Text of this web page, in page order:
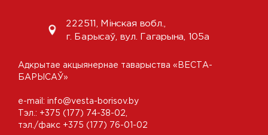
222511, Мінская вобл.,
г. Барысаў, вул. Гагарына, 105а
Адкрытае акцыянернае таварыства «ВЕСТА-
БАРЫСАЎ»
e-mail:
info@vesta-borisov.by
Тэл.: +375 (177) 74-38-02
тэл./факс +375 (177) 76-01-02